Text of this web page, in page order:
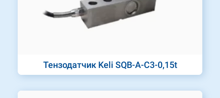
Тензодатчик Keli SQB-A-C3-0,15t